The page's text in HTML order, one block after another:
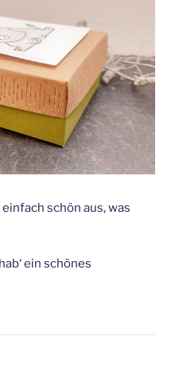
schön aus, was
ein schönes